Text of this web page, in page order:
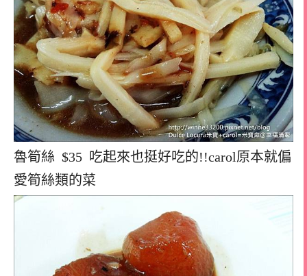
魯筍絲 $35 吃起來也挺好吃的!!carol原本就偏
愛筍絲類的菜